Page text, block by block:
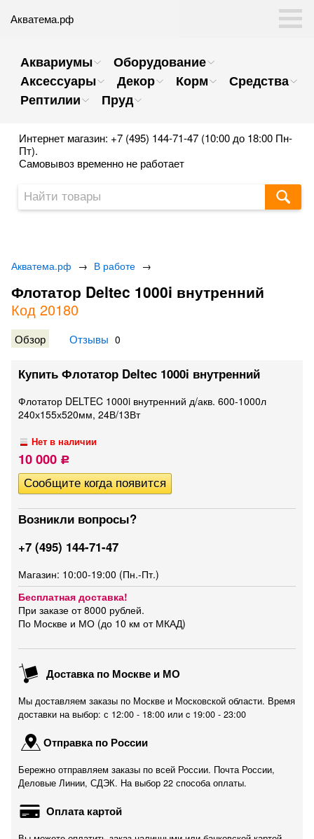
Акватема.рф
Аквариумы
Оборудование
Аксессуары
Декор Корм
Средства
Рептилии
Пруд
Интернет магазин: +7 (495) 144-71-47 (10:00 до 18:00 Пн-
Пт).
Самовывоз временно не работает
Акватема.рф → В работе →
Флотатор Deltec 1000i внутренний
Код 20180
Обзор Отзывы 0
Купить Флотатор Deltec 1000i внутренний
Флотатор DELTEC 1000i внутренний д/акв. 600-1000л
240х155х520мм, 24В/13Вт
Нет в наличии
10 000 Р
Возникли вопросы?
+7 (495) 144-71-47
Магазин: 10:00-19:00 (Пн.-Пт.)
Бесплатная доставка!
При заказе от 8000 рублей.
По Москве и МО (до 10 км от МКАД)
Доставка по Москве и МО
Мы доставляем заказы по Москве и Московской области. Время
доставки на выбор: с 12:00 - 18:00 или c 19:00 - 23:00
Отправка по России
Бережно отправляем заказы по всей России. Почта России,
Деловые Линии, СДЭК. На выбор 22 способа оплаты.
Оплата картой